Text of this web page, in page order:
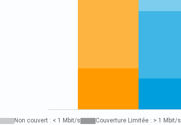
Non couvert : < 1 Mbit/s Couverture Limitée : > 1 Mbit/s